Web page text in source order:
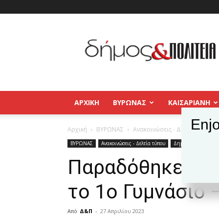
και
Πολιτεία
Βύρωνας
–
Παγκράτι
ΑΡΧΙΚΉ ΒΥΡΩΝΑΣ ΚΑΙΣΑΡΙΑΝΗ
Αρχική ΒΥΡΩΝΑΣ Ανακοινώσεις - Δελτία τύπου
ΒΥΡΩΝΑΣ Ανακοινώσεις - Δελτία τύπου Δημοφιλή άρθρα
Παραδόθηκε
το 1ο Γυμνάσιο
Από Δ&Π - 27 Απριλίου 2023